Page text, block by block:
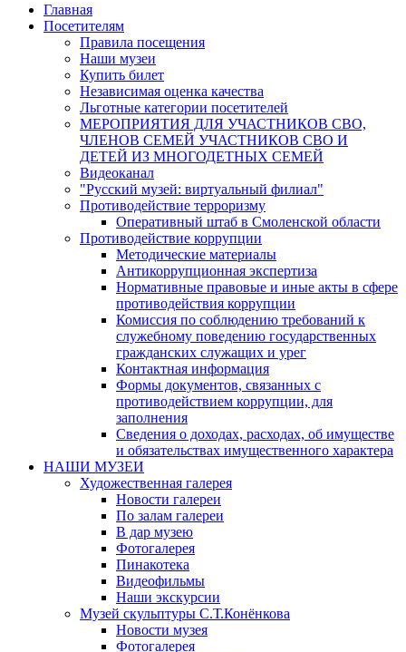
Главная
Посетителям
Правила посещения
Наши музеи
Купить билет
Независимая оценка качества
Льготные категории посетителей
МЕРОПРИЯТИЯ ДЛЯ УЧАСТНИКОВ СВО,
ЧЛЕНОВ СЕМЕЙ УЧАСТНИКОВ СВО И
ДЕТЕЙ ИЗ МНОГОДЕТНЫХ СЕМЕЙ
Видеоканал
"Русский музей: виртуальный филиал"
Противодействие терроризму
Оперативный штаб в Смоленской области
Противодействие коррупции
Методические материалы
Антикоррупционная экспертиза
Нормативные правовые и иные акты в сфере
противодействия коррупции
Комиссия по соблюдению требований к
служебному поведению государственных
гражданских служащих и урег
Контактная информация
Формы документов, связанных с
противодействием коррупции, для
заполнения
Сведения о доходах, расходах, об имуществе
и обязательствах имущественного характера
НАШИ МУЗЕИ
Художественная галерея
Новости галереи
По залам галереи
В дар музею
Фотогалерея
Пинакотека
Видеофильмы
Наши экскурсии
Музей скульптуры С.Т.Конёнкова
Новости музея
Фотогалерея